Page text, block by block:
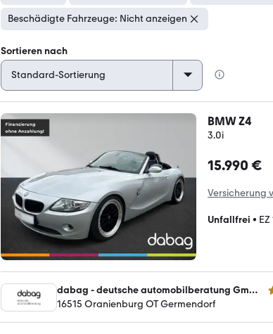
Beschädigte Fahrzeuge: Nicht anzeigen
Sortieren nach
BMW Z4
3.0i
15.990 €
Versicherung
Unfallfrei •
dabag - deutsche automobilberatung GmbH
16515 Oranienburg OT Germendorf